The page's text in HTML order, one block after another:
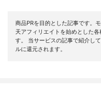
商品PRを目的とした記事です。
天アフィリエイトを始めとした
す。 当サービスの記事で紹介し
ルに還元されます。